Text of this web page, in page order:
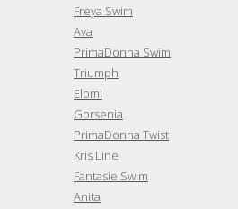
Freya Swim
Ava
PrimaDonna Swim
Triumph
Elomi
Gorsenia
PrimaDonna Twist
Kris Line
Fantasie Swim
Anita